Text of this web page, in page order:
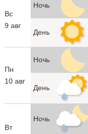
Вс
9 авг
Ночь
День
Пн
10 авг
Ночь
День
Вт
Ночь